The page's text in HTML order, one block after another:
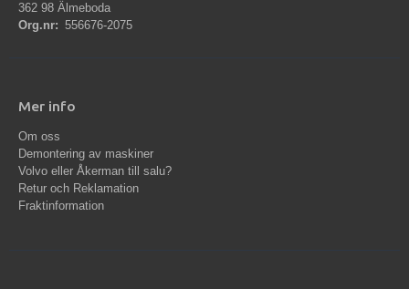
362 98 Älmeboda
Org.nr: 556676-2075
Mer info
Om oss
Demontering av maskiner
Volvo eller Åkerman till salu?
Retur och Reklamation
Fraktinformation